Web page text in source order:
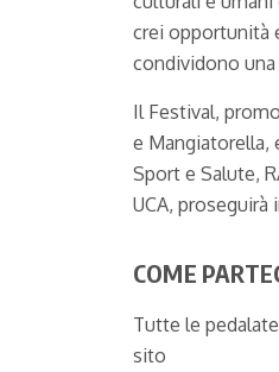
crei opportunità
condividono
Il Festival,
e Mangiatorella,
Sport e Salute,
UCA,
COME
Tutte le
sito